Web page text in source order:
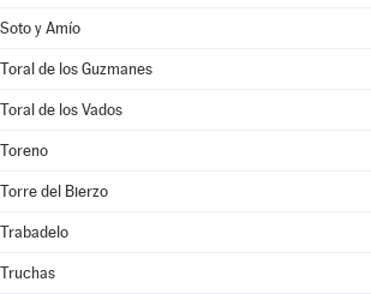
Soto y Amío
Toral de los Guzmanes
Toral de los Vados
Toreno
Torre del Bierzo
Trabadelo
Truchas